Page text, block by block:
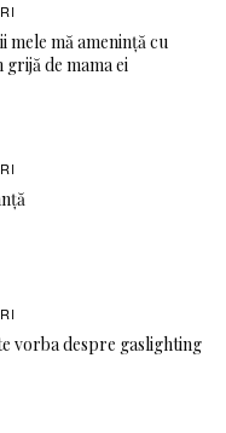
mele mă amenință cu
de mama ei
vorba despre gaslighting